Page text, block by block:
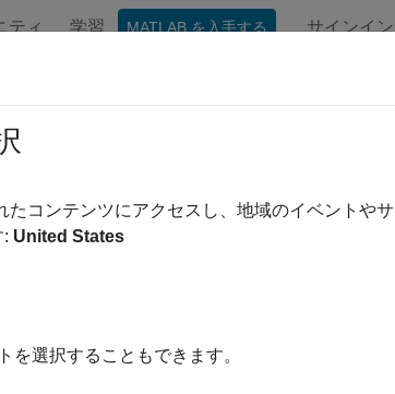
ティ 学習 MATLAB を入手する サインイン
Button
state of Push button
たコンテンツにアクセスし、地域のイベントや
: United States
を選択することもできます。